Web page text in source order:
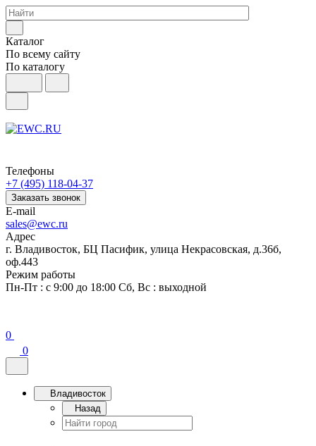
Каталог
По всему сайту
По каталогу
Телефоны
+7 (495) 118-04-37
Заказать звонок
E-mail
sales@ewc.ru
Адрес
г. Владивосток, БЦ Пасифик, улица Некрасовская, д.36б,
оф.443
Режим работы
Пн-Пт : с 9:00 до 18:00 Сб, Вс : выходной
0
0
Владивосток
Назад